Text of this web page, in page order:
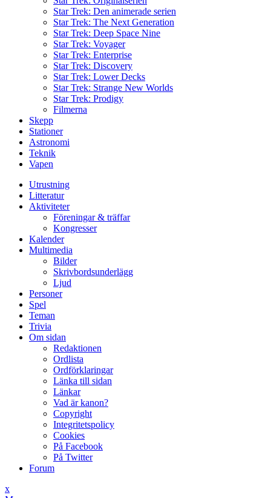
Star Trek: Den animerade serien
Star Trek: The Next Generation
Star Trek: Deep Space Nine
Star Trek: Voyager
Star Trek: Enterprise
Star Trek: Discovery
Star Trek: Lower Decks
Star Trek: Strange New Worlds
Star Trek: Prodigy
Filmerna
Skepp
Stationer
Astronomi
Teknik
Vapen
Utrustning
Litteratur
Aktiviteter
Föreningar & träffar
Kongresser
Kalender
Multimedia
Bilder
Skrivbordsunderlägg
Ljud
Personer
Spel
Teman
Trivia
Om sidan
Redaktionen
Ordlista
Ordförklaringar
Länka till sidan
Länkar
Vad är kanon?
Copyright
Integritetspolicy
Cookies
På Facebook
På Twitter
Forum
x